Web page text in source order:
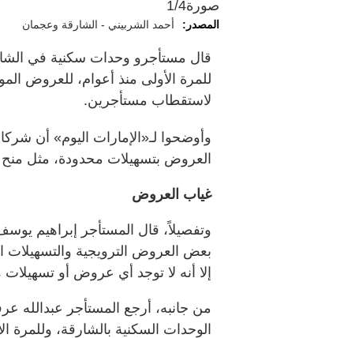
صورة1/4
المصدر: أحمد الشربيني - الشارقة وعجمان
قال مستأجرو وحدات سكنية في
للمرة الأولى منذ أعوام، للعروض
لاستقطاب مستأجرين.
وأوضحوا لـ«الإمارات اليوم» أن
العروض بتسهيلات محدودة، مثل منح
غياب العروض
وتفصيلاً، قال المستأجر إبراهيم
بعض العروض الترويجية
إلا أنه لا توجد أي عروض أو
من جانبه، أرجع المستأجر عبدالله
الوحدات السكنية بالشارقة،